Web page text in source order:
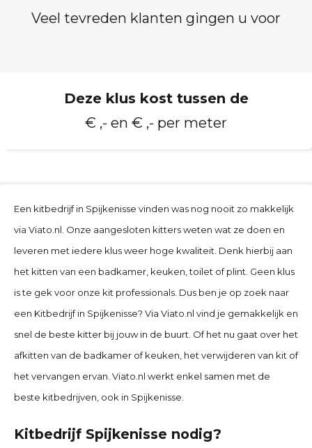
Veel tevreden klanten gingen u voor
Deze klus kost tussen de
€ ,- en € ,- per meter
Een kitbedrijf in Spijkenisse vinden was nog nooit zo makkelijk
via Viato.nl. Onze aangesloten kitters weten wat ze doen en
leveren met iedere klus weer hoge kwaliteit. Denk hierbij aan
het kitten van een badkamer, keuken, toilet of plint. Geen klus
is te gek voor onze kit professionals. Dus ben je op zoek naar
een Kitbedrijf in Spijkenisse? Via Viato.nl vind je gemakkelijk en
snel de beste kitter bij jouw in de buurt. Of het nu gaat over het
afkitten van de badkamer of keuken, het verwijderen van kit of
het vervangen ervan. Viato.nl werkt enkel samen met de
beste kitbedrijven, ook in Spijkenisse
Kitbedrijf Spijkenisse nodig?